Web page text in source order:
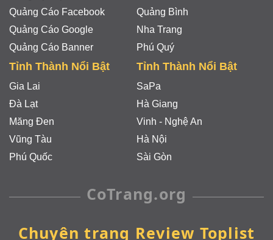
Quảng Cáo Facebook
Quảng Cáo Google
Quảng Cáo Banner
Quảng Bình
Nha Trang
Phú Quý
Tỉnh Thành Nổi Bật
Gia Lai
Đà Lạt
Măng Đen
Vũng Tàu
Phú Quốc
Tỉnh Thành Nổi Bật
SaPa
Hà Giang
Vinh - Nghệ An
Hà Nội
Sài Gòn
CoTrang.org
Chuyên trang Review Toplist